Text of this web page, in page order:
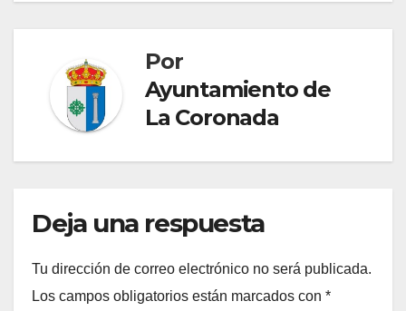
Por
Ayuntamiento de
La Coronada
Deja una respuesta
Tu dirección de correo electrónico no será publicada.
Los campos obligatorios están marcados con *